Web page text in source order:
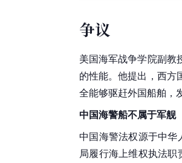
争议
美国海军战争学院副教
的性能。他提出，西方
全能够驱赶外国船舶，
中国海警船不属于军舰
中国海警法权源于中华
局履行海上维权执法